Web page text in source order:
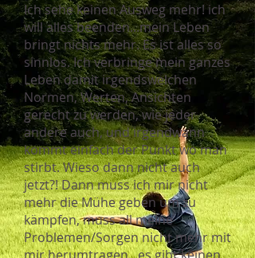
Ich sehe keinen Ausweg mehr! ich
will alles beenden...mein Leben
bringt nichts mehr. Es ist alles so
sinnlos. Ich verbringe mein ganzes
Leben damit irgendswelchen
Normen, Werten, Ansichten
gerecht zu werden, wie jeder
andere auch, und irgendwann
kommt einfach der Punkt wo man
stirbt. Wieso dann nicht auch
jetzt?! Dann muss ich mir nicht
mehr die Mühe geben um zu
kämpfen, muss all meine
Problemen/Sorgen nicht mehr mit